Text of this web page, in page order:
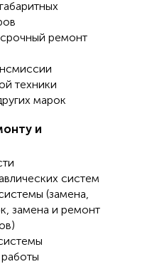
ремонт
техники
марок
и
систем
(замена,
замена и ремонт